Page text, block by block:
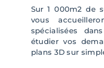
Sur 1 000m2 de
vous
spécialisées
étudier vos
plans 3D sur